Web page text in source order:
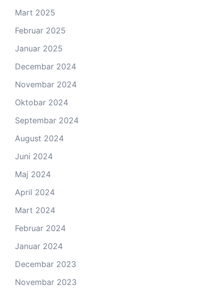
Mart 2025
Februar 2025
Januar 2025
Decembar 2024
Novembar 2024
Oktobar 2024
Septembar 2024
August 2024
Juni 2024
Maj 2024
April 2024
Mart 2024
Februar 2024
Januar 2024
Decembar 2023
Novembar 2023